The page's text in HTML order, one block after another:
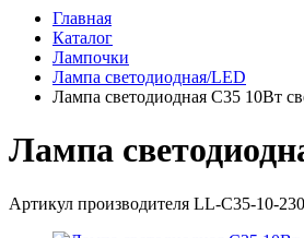
Главная
Каталог
Лампочки
Лампа светодиодная/LED
Лампа светодиодная C35 10Вт
Лампа
Артикул производителя LL-C35-10-